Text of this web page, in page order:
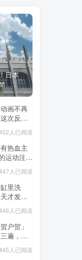
日本
...
画不再
次反而
人已阅读
热血主
运动注定
人已阅读
里洗
才发
人已阅读
户贺」
遍，竟
旧账！
人已阅读